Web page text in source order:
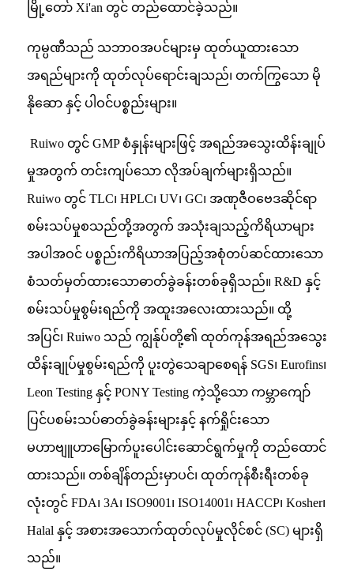
မြို့တော် Xi'an တွင် တည်ထောင်ခဲ့သည်။
ကုမ္ပဏီသည် သဘာဝအပင်များမှ ထုတ်ယူထားသော
အရည်များကို ထုတ်လုပ်ရောင်းချသည်၊ တက်ကြွသော မို
နိုဆော နှင့် ပါဝင်ပစ္စည်းများ။
Ruiwo တွင် GMP စံနှုန်းများဖြင့် အရည်အသွေးထိန်းချုပ်
မှုအတွက် တင်းကျပ်သော လိုအပ်ချက်များရှိသည်။
Ruiwo တွင် TLC၊ HPLC၊ UV၊ GC၊ အဏုဇီဝဗေဒဆိုင်ရာ
စမ်းသပ်မှုစသည်တို့အတွက် အသုံးချသည့်ကိရိယာများ
အပါအဝင် ပစ္စည်းကိရိယာအပြည့်အစုံတပ်ဆင်ထားသော
စံသတ်မှတ်ထားသောဓာတ်ခွဲခန်းတစ်ခုရှိသည်။ R&D နှင့်
စမ်းသပ်မှုစွမ်းရည်ကို အထူးအလေးထားသည်။ ထို့
အပြင်၊ Ruiwo သည် ကျွန်ုပ်တို့၏ ထုတ်ကုန်အရည်အသွေး
ထိန်းချုပ်မှုစွမ်းရည်ကို ပူးတွဲသေချာစေရန် SGS၊ Eurofins၊
Leon Testing နှင့် PONY Testing ကဲ့သို့သော ကမ္ဘာကျော်
ပြင်ပစမ်းသပ်ဓာတ်ခွဲခန်းများနှင့် နက်ရှိုင်းသော
မဟာဗျူဟာမြောက်ပူးပေါင်းဆောင်ရွက်မှုကို တည်ထောင်
ထားသည်။ တစ်ချိန်တည်းမှာပင်၊ ထုတ်ကုန်စီးရီးတစ်ခု
လုံးတွင် FDA၊ 3A၊ ISO9001၊ ISO14001၊ HACCP၊ Kosher၊
Halal နှင့် အစားအသောက်ထုတ်လုပ်မှုလိုင်စင် (SC) များရှိ
သည်။